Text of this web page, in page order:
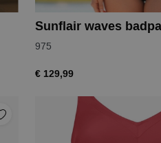
Sunflair waves
975
€ 129,99